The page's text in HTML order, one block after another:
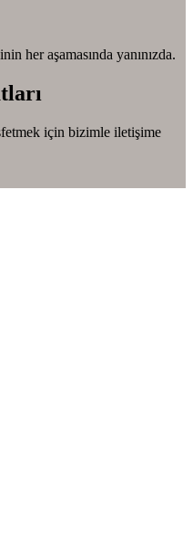
her aşamasında yanınızda.
için bizimle iletişime